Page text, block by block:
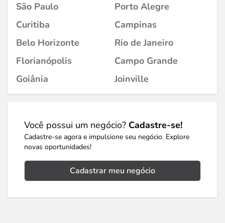
São Paulo
Porto Alegre
Curitiba
Campinas
Belo Horizonte
Rio de Janeiro
Florianópolis
Campo Grande
Goiânia
Joinville
Você possui um negócio? Cadastre-se!
Cadastre-se agora e impulsione seu negócio. Explore
novas oportunidades!
Cadastrar meu negócio